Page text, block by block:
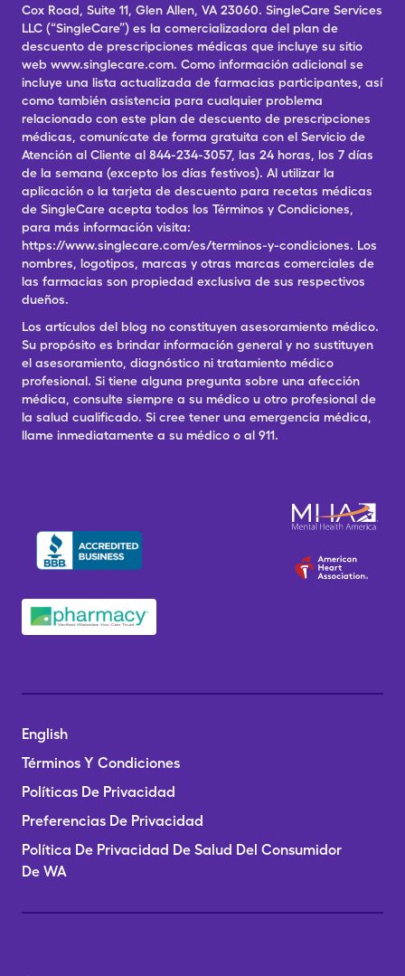
Cox Road, Suite 11, Glen Allen, VA 23060. SingleCare Services
LLC (“SingleCare”) es la comercializadora del plan de
descuento de prescripciones médicas que incluye su sitio
web www.singlecare.com. Como información adicional se
incluye una lista actualizada de farmacias participantes, así
como también asistencia para cualquier problema
relacionado con este plan de descuento de prescripciones
médicas, comunícate de forma gratuita con el Servicio de
Atención al Cliente al 844-234-3057, las 24 horas, los 7 días
de la semana (excepto los días festivos). Al utilizar la
aplicación o la tarjeta de descuento para recetas médicas
de SingleCare acepta todos los Términos y Condiciones,
para más información visita:
https://www.singlecare.com/es/terminos-y-condiciones. Los
nombres, logotipos, marcas y otras marcas comerciales de
las farmacias son propiedad exclusiva de sus respectivos
dueños.
Los artículos del blog no constituyen asesoramiento médico.
Su propósito es brindar información general y no sustituyen
el asesoramiento, diagnóstico ni tratamiento médico
profesional. Si tiene alguna pregunta sobre una afección
médica, consulte siempre a su médico u otro profesional de
la salud cualificado. Si cree tener una emergencia médica,
llame inmediatamente a su médico o al 911.
English
Términos Y Condiciones
Políticas De Privacidad
Preferencias De Privacidad
Política De Privacidad De Salud Del Consumidor
De WA